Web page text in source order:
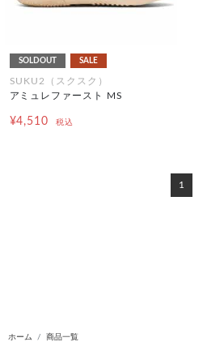
SOLDOUT SALE
SUKU2（スクスク）
アミュレファースト MS
¥4,510 税込
1
ホーム 商品一覧